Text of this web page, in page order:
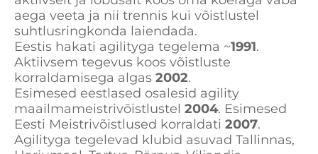
aega veeta ja nii trennis kui võistlustel
suhtlusringkonda laiendada.
Eestis hakati agilityga tegelema ~1991.
Aktiivsem tegevus koos võistluste
korraldamisega algas 2002.
Esimesed eestlased osalesid agility
maailmameistrivõistlustel 2004. Esimesed
Eesti Meistrivõistlused korraldati 2007.
Agilityga tegelevad klubid asuvad Tallinnas,